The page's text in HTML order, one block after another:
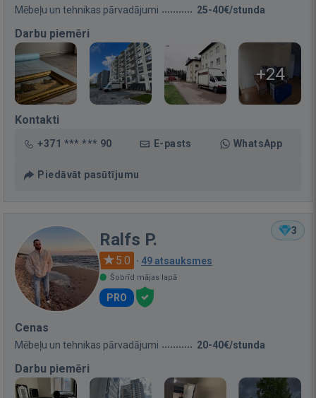
Mēbeļu un tehnikas pārvadājumi 25-40€/stunda
Darbu piemēri
+24
Kontakti
+371 *** *** 90 E-pasts WhatsApp
Piedāvāt pasūtījumu
3
Ralfs P.
5.0 · 49 atsauksmes
Šobrīd mājas lapā
PRO
Cenas
Mēbeļu un tehnikas pārvadājumi 20-40€/stunda
Darbu piemēri